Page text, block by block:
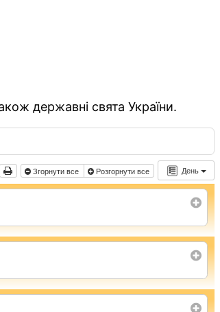
державні свята України.
День
Згорнути все Розгорнути все